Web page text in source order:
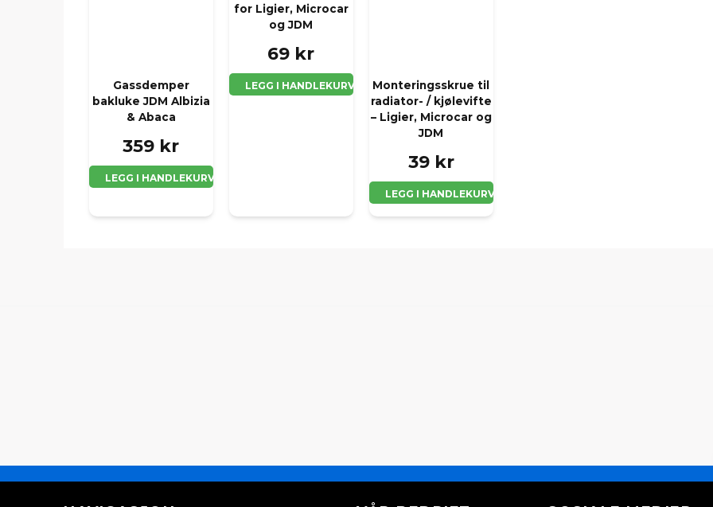
Gassdemper
bakluke JDM Albizia
& Abaca
359 kr
LEGG I HANDLEKURV
for Ligier, Microcar
og JDM
69 kr
LEGG I HANDLEKURV
Monteringsskrue til
radiator- / kjølevifte
– Ligier, Microcar og
JDM
39 kr
LEGG I HANDLEKURV